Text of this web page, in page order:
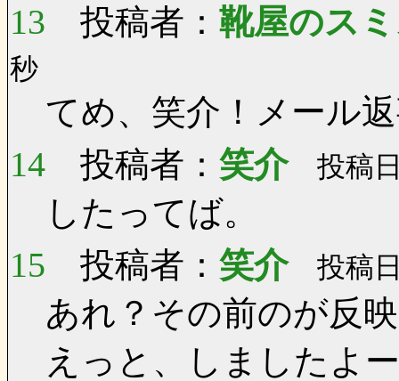
13 投稿者： 靴屋のス
秒
てめ、笑介！メール
14 投稿者： 笑介投稿日
したってば。
15 投稿者： 笑介投稿日
あれ？その前のが反
えっと、しましたよ